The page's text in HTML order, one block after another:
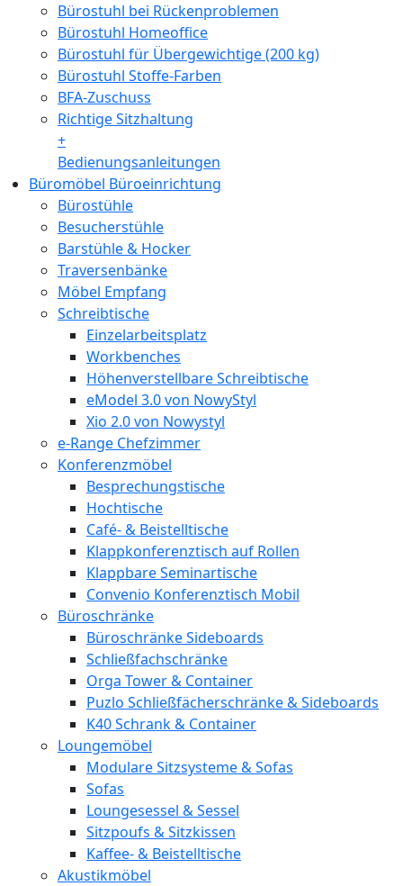
Bürostuhl bei Rückenproblemen
Bürostuhl Homeoffice
Bürostuhl für Übergewichtige (200 kg)
Bürostuhl Stoffe-Farben
BFA-Zuschuss
Richtige Sitzhaltung
+
Bedienungsanleitungen
Büromöbel Büroeinrichtung
Bürostühle
Besucherstühle
Barstühle & Hocker
Traversenbänke
Möbel Empfang
Schreibtische
Einzelarbeitsplatz
Workbenches
Höhenverstellbare Schreibtische
eModel 3.0 von NowyStyl
Xio 2.0 von Nowystyl
e-Range Chefzimmer
Konferenzmöbel
Besprechungstische
Hochtische
Café- & Beistelltische
Klappkonferenztisch auf Rollen
Klappbare Seminartische
Convenio Konferenztisch Mobil
Büroschränke
Büroschränke Sideboards
Schließfachschränke
Orga Tower & Container
Puzlo Schließfächerschränke & Sideboards
K40 Schrank & Container
Loungemöbel
Modulare Sitzsysteme & Sofas
Sofas
Loungesessel & Sessel
Sitzpoufs & Sitzkissen
Kaffee- & Beistelltische
Akustikmöbel